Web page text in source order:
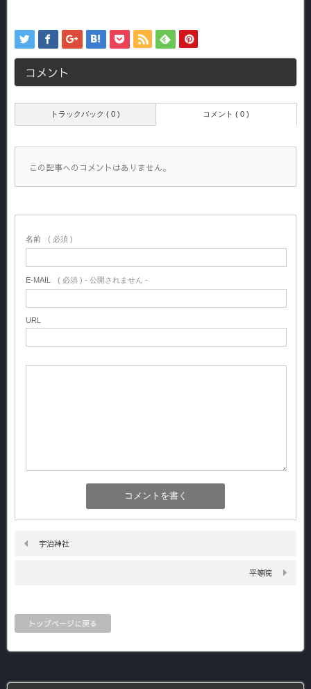
コメント
トラックバック ( 0 ) コメント ( 0 )
この記事へのコメントはありません。
名前 ( 必須 )
E-MAIL ( 必須 ) - 公開されません -
URL
宇治神社
平等院
トップページに戻る